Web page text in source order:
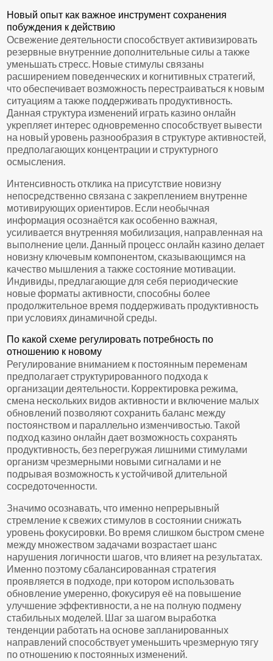
Новый опыт как важное инструмент сохранения
побуждения к действию
Освежение деятельности способствует активизировать
резервные внутренние дополнительные силы а также
уменьшать стресс. Новые стимулы связаны
расширением поведенческих и когнитивных стратегий,
что обеспечивает возможность перестраиваться к новым
ситуациям а также поддерживать продуктивность.
Данная структура изменений играть казино онлайн
укрепляет интерес одновременно способствует вывести
на новый уровень разнообразия в структуре активностей,
предполагающих концентрации и структурного
осмысления.
Интенсивность отклика на присутствие новизну
непосредственно связана с закреплением внутренне
мотивирующих ориентиров. Если необычная
информация осознаётся как особенно важная,
усиливается внутренняя мобилизация, направленная на
выполнение цели. Данный процесс онлайн казино делает
новизну ключевым компонентом, сказывающимся на
качество мышления а также состояние мотивации.
Индивиды, предлагающие для себя периодические
новые форматы активности, способны более
продолжительное время поддерживать продуктивность
при условиях динамичной среды.
По какой схеме регулировать потребность по
отношению к новому
Регулирование вниманием к постоянным переменам
предполагает структурированного подхода к
организации деятельности. Корректировка режима,
смена нескольких видов активности и включение малых
обновлений позволяют сохранить баланс между
постоянством и параллельно изменчивостью. Такой
подход казино онлайн дает возможность сохранять
продуктивность, без перегружая лишними стимулами
организм чрезмерными новыми сигналами и не
подрывая возможность к устойчивой длительной
сосредоточенности.
Значимо осознавать, что именно непрерывный
стремление к свежих стимулов в состоянии снижать
уровень фокусировки. Во время слишком быстром смене
между множеством задачами возрастает шанс
нарушения логичности шагов, что влияет на результатах.
Именно поэтому сбалансированная стратегия
проявляется в подходе, при котором использовать
обновление умеренно, фокусируя её на повышение
улучшение эффективности, а не на полную подмену
стабильных моделей. Шаг за шагом выработка
тенденции работать на основе запланированных
направлений способствует уменьшить чрезмерную тягу
по отношению к постоянных изменений.